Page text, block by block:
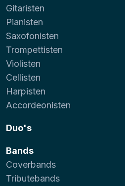
Gitaristen
Pianisten
Saxofonisten
Trompettisten
Violisten
Cellisten
Harpisten
Accordeonisten
Duo's
Bands
Coverbands
Tributebands